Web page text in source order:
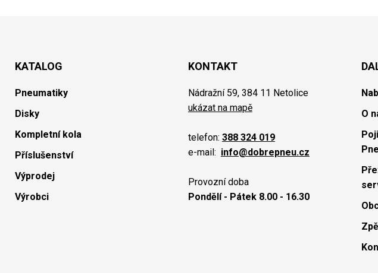
KATALOG
Pneumatiky
Disky
Kompletní kola
Příslušenství
Výprodej
Výrobci
KONTAKT
Nádražní 59, 384 11 Netolice
ukázat na mapě
telefon: 388 324 019
e-mail: info@dobrepneu.cz
Provozní doba
Pondělí - Pátek 8.00 - 16.30
O